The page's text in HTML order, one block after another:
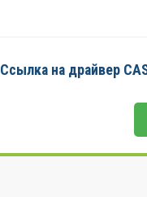
Ссылка на драйвер